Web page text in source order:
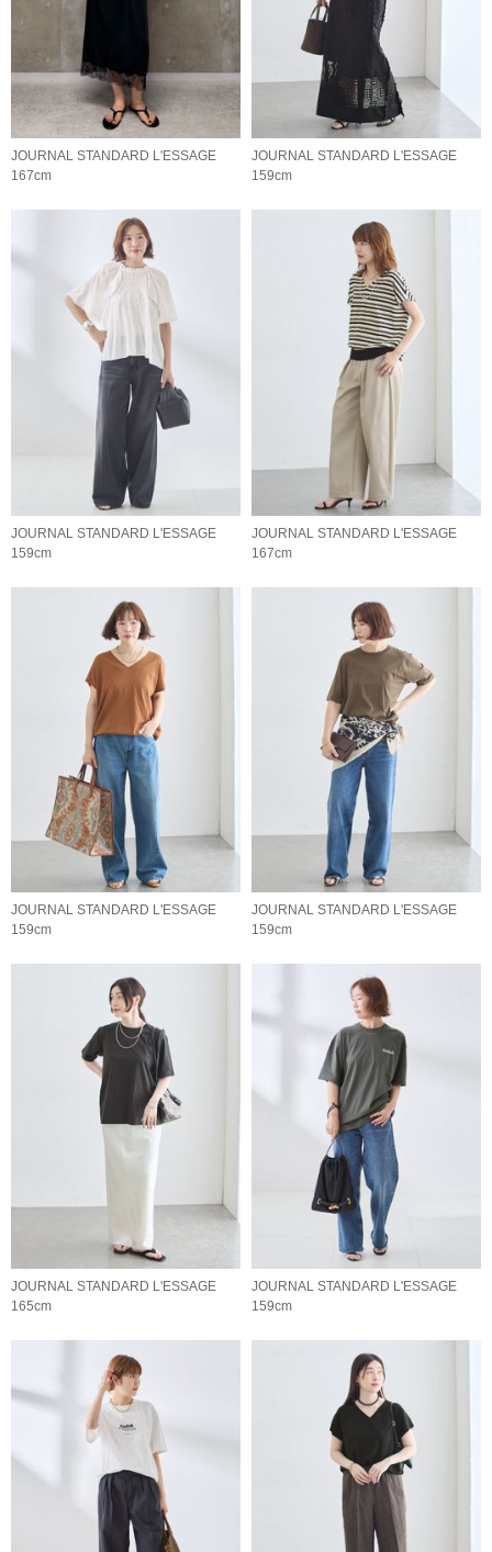
JOURNAL STANDARD L'ESSAGE
167cm
JOURNAL STANDARD L'ESSAGE
159cm
JOURNAL STANDARD L'ESSAGE
159cm
JOURNAL STANDARD L'ESSAGE
167cm
JOURNAL STANDARD L'ESSAGE
159cm
JOURNAL STANDARD L'ESSAGE
159cm
JOURNAL STANDARD L'ESSAGE
165cm
JOURNAL STANDARD L'ESSAGE
159cm